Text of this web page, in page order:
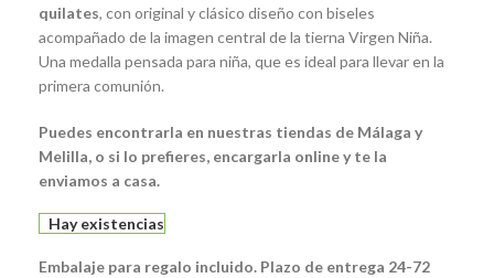
quilates, con original y clásico diseño con biseles
acompañado de la imagen central de la tierna Virgen Niña.
Una medalla pensada para niña, que es ideal para llevar en la
primera comunión.
Puedes encontrarla en nuestras tiendas de Málaga y
Melilla, o si lo prefieres, encargarla online y te la
enviamos a casa.
Hay existencias
Embalaje para regalo incluido. Plazo de entrega 24-72